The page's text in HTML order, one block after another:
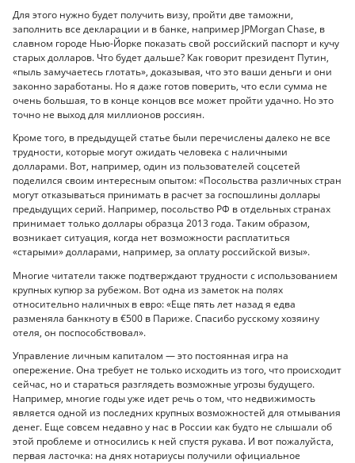
Для этого нужно будет получить визу, пройти две таможни,
заполнить все декларации и в банке, например JPMorgan Chase, в
славном городе Нью-Йорке показать свой российский паспорт и кучу
старых долларов. Что будет дальше? Как говорит президент Путин,
«пыль замучаетесь глотать», доказывая, что это ваши деньги и они
законно заработаны. Но я даже готов поверить, что если сумма не
очень большая, то в конце концов все может пройти удачно. Но это
точно не выход для миллионов россиян.
Кроме того, в предыдущей статье были перечислены далеко не все
трудности, которые могут ожидать человека с наличными
долларами. Вот, например, один из пользователей соцсетей
поделился своим интересным опытом: «Посольства различных стран
могут отказываться принимать в расчет за госпошлины доллары
предыдущих серий. Например, посольство РФ в отдельных странах
принимает только доллары образца 2013 года. Таким образом,
возникает ситуация, когда нет возможности расплатиться
«старыми» долларами, например, за оплату российской визы».
Многие читатели также подтверждают трудности с использованием
крупных купюр за рубежом. Вот одна из заметок на полях
относительно наличных в евро: «Еще пять лет назад я едва
разменяла банкноту в €500 в Париже. Спасибо русскому хозяину
отеля, он поспособствовал».
Управление личным капиталом — это постоянная игра на
опережение. Она требует не только исходить из того, что происходит
сейчас, но и стараться разглядеть возможные угрозы будущего.
Например, многие годы уже идет речь о том, что недвижимость
является одной из последних крупных возможностей для отмывания
денег. Еще совсем недавно у нас в России как будто не слышали об
этой проблеме и относились к ней спустя рукава. И вот пожалуйста,
первая ласточка: на днях нотариусы получили официальное